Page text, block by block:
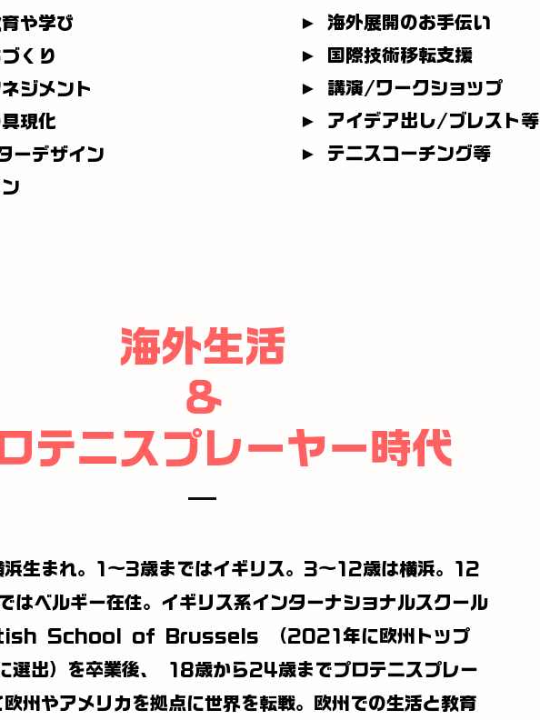
や学び
くり
ジメント
現化
デザイン
► 海外展開のお手伝い
► 国際技術移転支援
► 講演/ワークショップ
► アイデア出し/ブレスト等
► テニスコーチング等
海外生活
＆
テニスプレーヤー時代
生まれ。1～3歳まではイギリス。3～12歳は横浜。12
はベルギー在住。イギリス系インターナショナルスクール
School of Brussels （2021年に欧州トップ
選出）を卒業後、 18歳から24歳までプロテニスプレー
欧州やアメリカを拠点に世界を転戦。欧州での生活と教育